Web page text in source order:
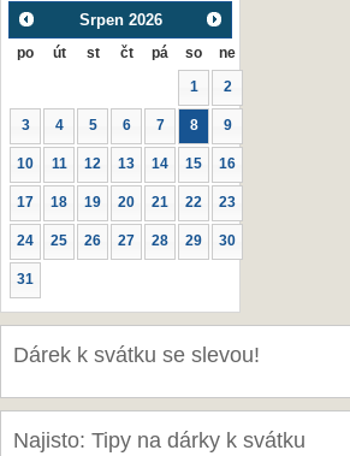
Srpen 2026
po út st čt pá so ne
1 2
3 4 5 6 7 8 9
10 11 12 13 14 15 16
17 18 19 20 21 22 23
24 25 26 27 28 29 30
31
Dárek k svátku se slevou!
Najisto: Tipy na dárky k svátku